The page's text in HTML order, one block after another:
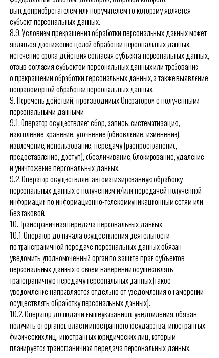
выгодоприобретателем или поручителем по которому является
субъект персональных данных.
8.9. Условием прекращения обработки персональных данных может
являться достижение целей обработки персональных данных,
истечение срока действия согласия субъекта персональных данных,
отзыв согласия субъектом персональных данных или требование
о прекращении обработки персональных данных, а также выявление
неправомерной обработки персональных данных.
9. Перечень действий, производимых Оператором с полученными
персональными данными
9.1. Оператор осуществляет сбор, запись, систематизацию,
накопление, хранение, уточнение (обновление, изменение),
извлечение, использование, передачу (распространение,
предоставление, доступ), обезличивание, блокирование, удаление
и уничтожение персональных данных.
9.2. Оператор осуществляет автоматизированную обработку
персональных данных с получением и/или передачей полученной
информации по информационно-телекоммуникационным сетям или
без таковой.
10. Трансграничная передача персональных данных
10.1. Оператор до начала осуществления деятельности
по трансграничной передаче персональных данных обязан
уведомить уполномоченный орган по защите прав субъектов
персональных данных о своем намерении осуществлять
трансграничную передачу персональных данных (такое
уведомление направляется отдельно от уведомления о намерении
осуществлять обработку персональных данных).
10.2. Оператор до подачи вышеуказанного уведомления, обязан
получить от органов власти иностранного государства, иностранных
физических лиц, иностранных юридических лиц, которым
планируется трансграничная передача персональных данных,